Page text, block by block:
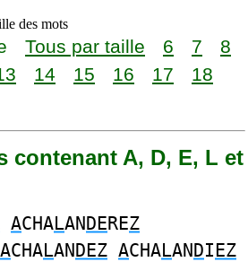
des mots
Tous par taille 6 7
8
14 15 16 17
18
contenant A, D, E, L et
ACHALANDEREZ
ACHALANDEZ ACHALANDIEZ